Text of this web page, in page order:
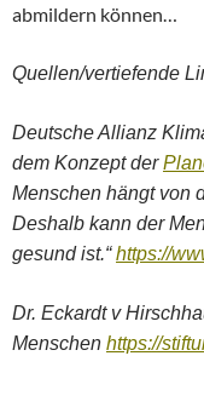
abmildern können…
Quellen/vertiefende
Deutsche Allianz
dem Konzept der
Menschen hängt von
Deshalb kann der
gesund ist.“https://
Dr. Eckardt v
Menschen https://